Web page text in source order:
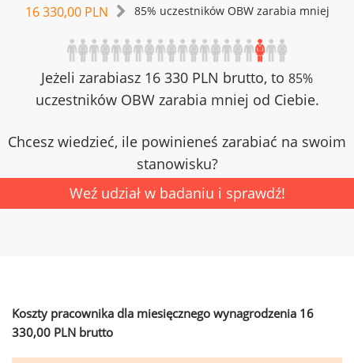
16 330,00 PLN 85% uczestników OBW zarabia mniej
Jeżeli zarabiasz 16 330 PLN brutto, to 85%
uczestników OBW zarabia mniej od Ciebie.
Chcesz wiedzieć, ile powinieneś zarabiać na swoim
stanowisku?
Weź udział w badaniu i sprawdź!
Koszty pracownika dla miesięcznego wynagrodzenia 16
330,00 PLN brutto